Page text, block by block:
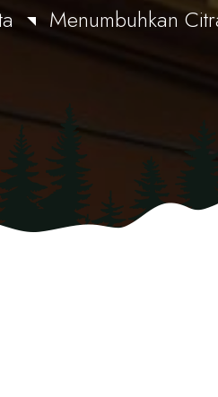
Menumbuhkan